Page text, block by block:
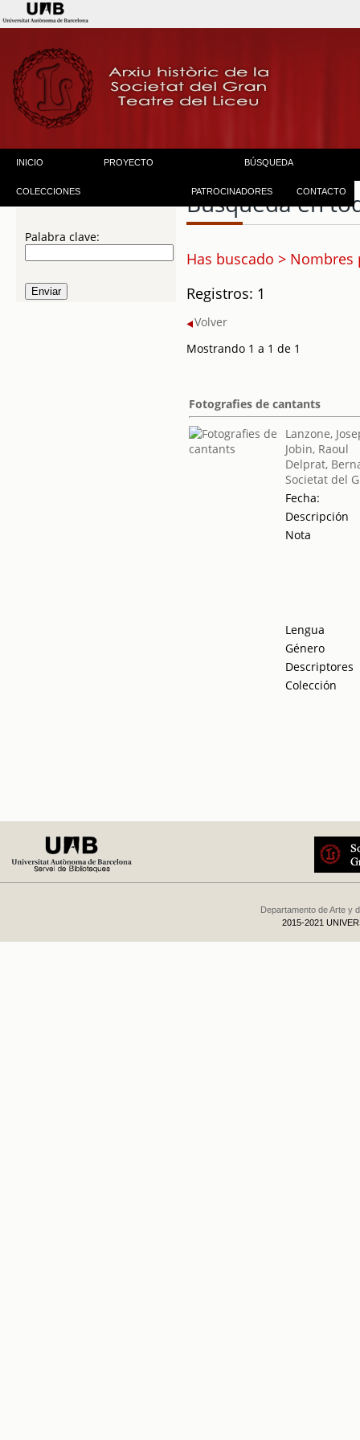
INICIO PROYECTO BÚSQUEDA
COLECCIONES PATROCINADORES CONTACTO
Palabra clave:
Búsqueda en
Has buscado >
Registros: 1
Volver
Mostrando 1 a 1 de 1
Fotografies de cantants
Lanzone,
Jobin, Raoul
Delprat,
Societat del
Fecha:
Descripción
Nota
Lengua
Género
Descriptores
Colección
Departamento de Arte y
2015-2021